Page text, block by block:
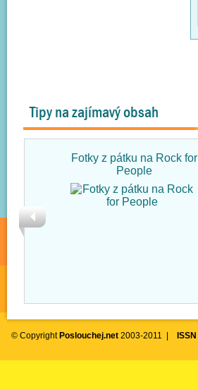
Tipy na zajímavý obsah
Fotky z pátku na Rock for
People
© Copyright Poslouchej.net 2003-2011 | ISSN